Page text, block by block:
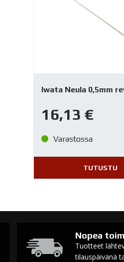
Iwata Neula 0,5mm
16,13 €
Varastossa
TUTUSTU
Nopea
Tuotteet
tilauspäivänä